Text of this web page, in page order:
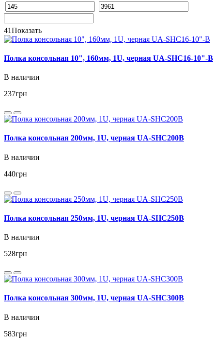
41Показать
Полка консольная 10", 160мм, 1U, черная UA-SHC16-10"-B
В наличии
237грн
Полка консольная 200мм, 1U, черная UA-SHC200B
В наличии
440грн
Полка консольная 250мм, 1U, черная UA-SHC250B
В наличии
528грн
Полка консольная 300мм, 1U, черная UA-SHC300B
В наличии
583грн